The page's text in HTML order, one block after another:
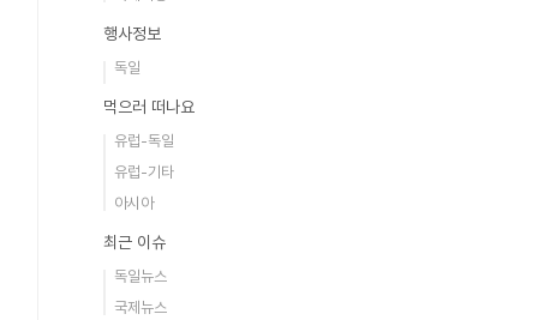
행사정보
독일
먹으러 떠나요
유럽-독일
유럽-기타
아시아
최근 이슈
독일뉴스
국제뉴스